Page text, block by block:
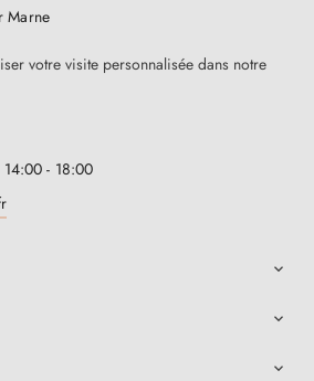
Marne
votre visite personnalisée dans notre
- 18:00


